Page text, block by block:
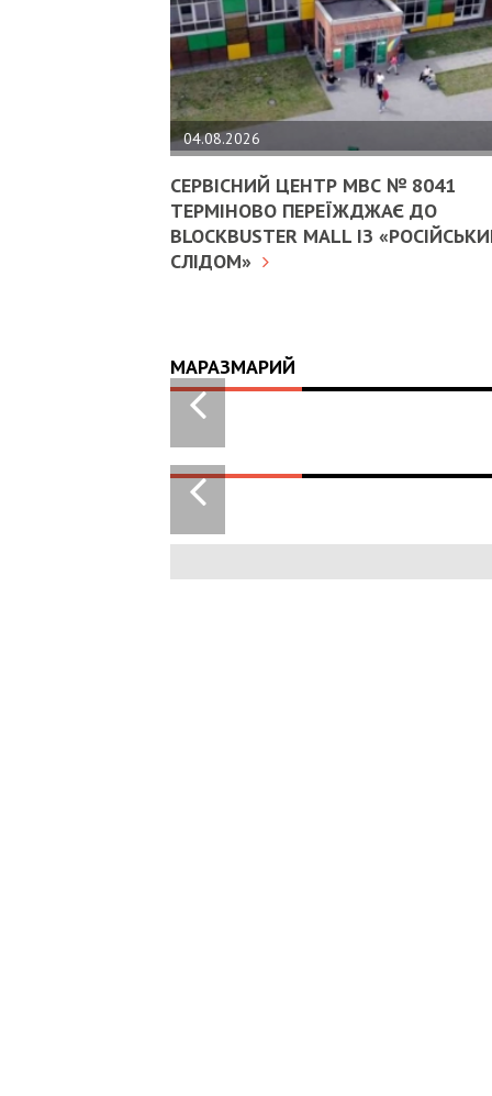
04.08.2026
СЕРВІСНИЙ ЦЕНТР МВС № 8041
ТЕРМІНОВО ПЕРЕЇЖДЖАЄ ДО
BLOCKBUSTER MALL ІЗ
СЛІДОМ»
МАРАЗМАРИЙ